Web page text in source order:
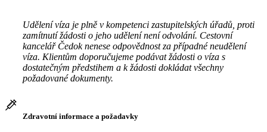
Udělení víza je plně v kompetenci zastupitelských úřadů, proti
zamítnutí žádosti o jeho udělení není odvolání. Cestovní
kancelář Čedok nenese odpovědnost za případné neudělení
víza. Klientům doporučujeme podávat žádosti o víza s
dostatečným předstihem a k žádosti dokládat všechny
požadované dokumenty.
Zdravotní informace a požadavky